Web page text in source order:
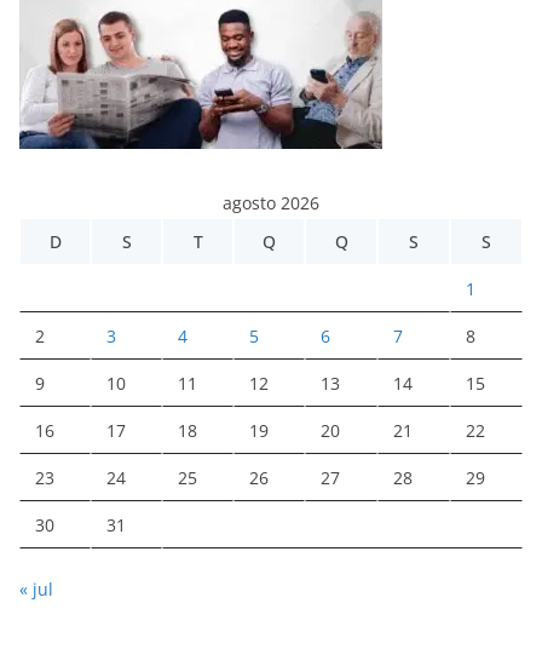
agosto 2026
D
S T Q Q S S
1
2 3 4 5 6 7 8
9 10 11 12 13 14 15
16 17 18 19 20 21 22
23 24 25 26 27 28 29
30 31
« jul